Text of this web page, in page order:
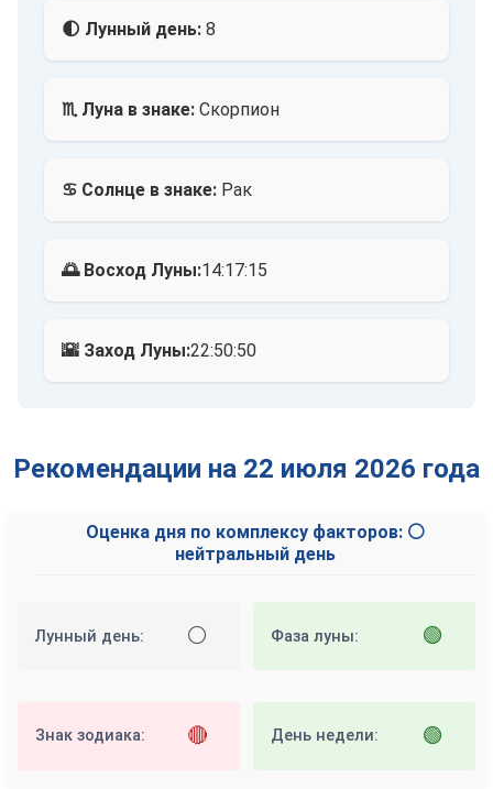
🌓 Лунный день: 8
♏ Луна в знаке: Скорпион
♋ Солнце в знаке: Рак
🌅 Восход Луны:14:17:15
🌇 Заход Луны:22:50:50
Рекомендации на 22 июля 2026 года
Оценка дня по комплексу факторов: ⚪
нейтральный день
Лунный день: ⚪ Фаза луны: 🟢
Знак зодиака: 🔴 День недели: 🟢